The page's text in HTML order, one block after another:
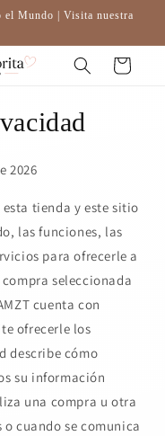
el Mundo | Visita nuestra
Carrito
2026
esta tienda y este sitio
las funciones, las
para ofrecerle a
seleccionada
cuenta con
ofrecerle los
describe cómo
su información
una compra u otra
cuando se comunica